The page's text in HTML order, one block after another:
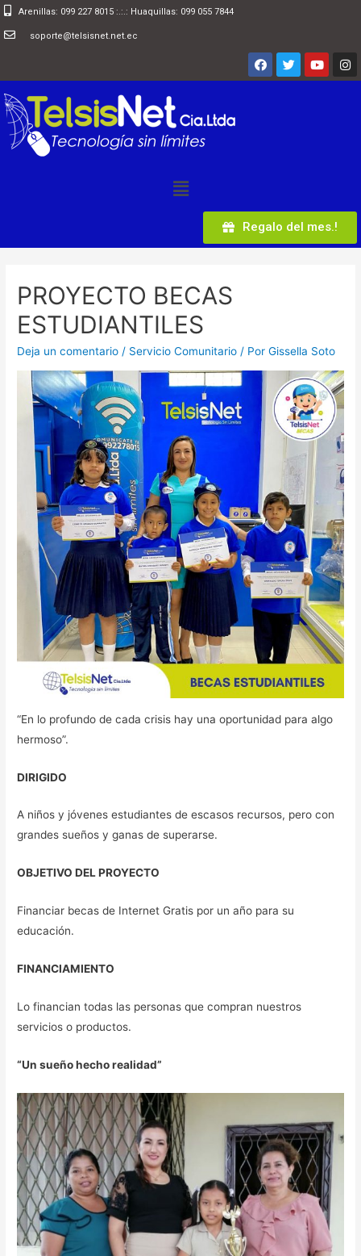
Arenillas: 099 227 8015 :.:.: Huaquillas: 099 055 7844
soporte@telsisnet.net.ec
Regalo del mes.!
PROYECTO BECAS
ESTUDIANTILES
Deja un comentario / Servicio Comunitario / PorGissella Soto
“En lo profundo de cada crisis hay una oportunidad para algo
hermoso”.
DIRIGIDO
A niños y jóvenes estudiantes de escasos recursos, pero con
grandes sueños y ganas de superarse.
OBJETIVO DEL PROYECTO
Financiar becas de Internet Gratis por un año para su
educación.
FINANCIAMIENTO
Lo financian todas las personas que compran nuestros
servicios o productos.
“Un sueño hecho realidad”